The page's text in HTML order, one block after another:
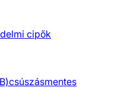
cipők
csúszásmentes